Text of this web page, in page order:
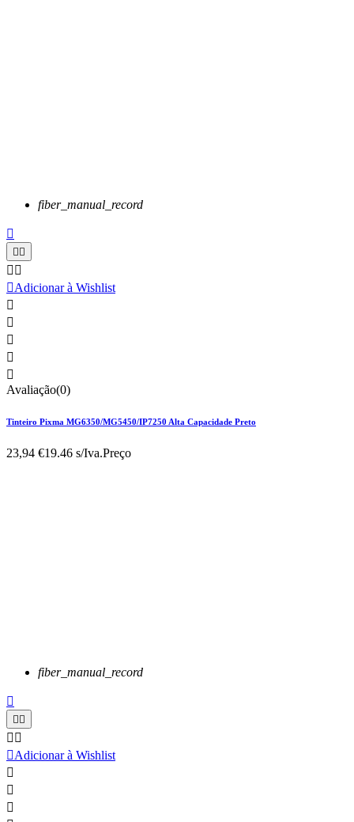
fiber_manual_record

 
 
Adicionar à Wishlist





Avaliação(0)
Tinteiro Pixma MG6350/MG5450/IP7250 Alta Capacidade Preto
23,94 €19.46 s/Iva.Preço
fiber_manual_record

 
 
Adicionar à Wishlist


